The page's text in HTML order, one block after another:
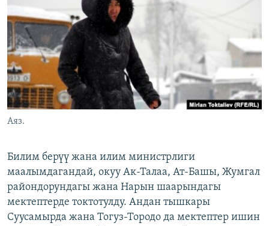
ЭЖЕ-СИҢДИЛЕР
АЗАТТЫК+
ЫҢГАЙСЫЗ СУРООЛОР
ОНЛАЙН ШЕРИНЕ
ЭЕ/АРнун бардык сайттары
Аяз.
Билим берүү жана илим министрлиги
маалымдагандай, окуу Ак-Талаа, Ат-Башы, Жумгал
райондорундагы жана Нарын шаарындагы
мектептерде токтотулду. Андан тышкары
Суусамырда жана Тогуз-Тородо да мектептер ишин